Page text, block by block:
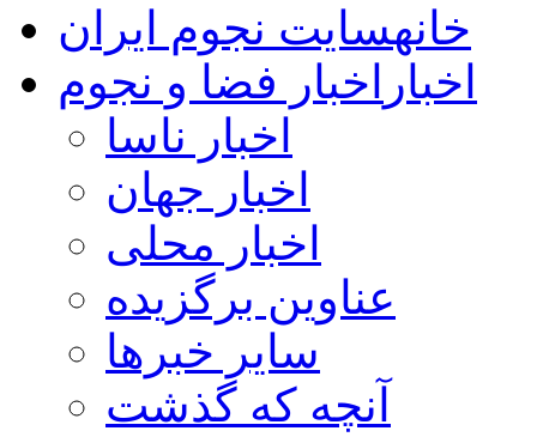
خانهسایت نجوم ایران
اخبار اخبار فضا و نجوم
اخبار ناسا
اخبار جهان
اخبار محلی
عناوین برگزیده
سایر خبرها
آنچه که گذشت